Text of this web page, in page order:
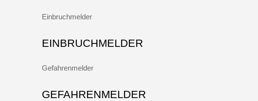
Einbruchmelder
EINBRUCHMELDER
Gefahrenmelder
GEFAHRENMELDER